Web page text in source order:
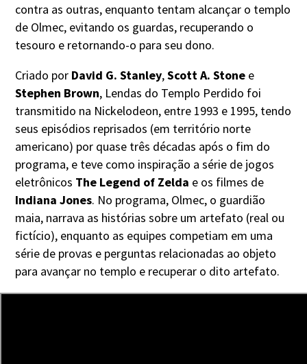
contra as outras, enquanto tentam alcançar o templo
de Olmec, evitando os guardas, recuperando o
tesouro e retornando-o para seu dono.
Criado por David G. Stanley,Scott A. Stone e
Stephen Brown, Lendas do Templo Perdido foi
transmitido na Nickelodeon, entre 1993 e 1995, tendo
seus episódios reprisados (em território norte
americano) por quase três décadas após o fim do
programa, e teve como inspiração a série de jogos
eletrônicos The Legend of Zelda e os filmes de
Indiana Jones. No programa, Olmec, o guardião
maia, narrava as histórias sobre um artefato (real ou
fictício), enquanto as equipes competiam em uma
série de provas e perguntas relacionadas ao objeto
para avançar no templo e recuperar o dito artefato.